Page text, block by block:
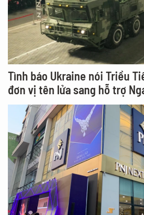
Tình báo Ukraine nói Triều
đơn vị tên lửa sang hỗ trợ